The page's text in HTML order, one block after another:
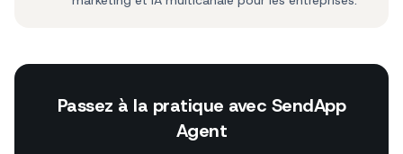
Passez à la pratique avec SendApp
Agent